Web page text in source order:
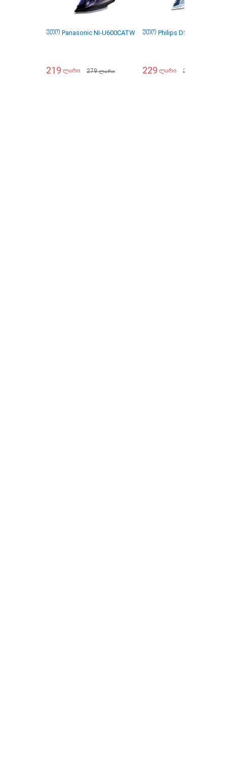
უთო Panasonic NI-U600CATW
219 ლარი 279ლარი
უთო Philips DST5030/20
229 ლარი 279